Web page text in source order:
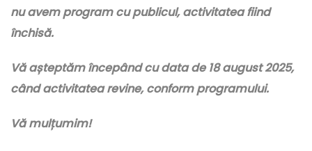
nu avem program cu publicul, activitatea fiind
închisă.
Vă așteptăm începând cu data de 18 august 2025,
când activitatea revine, conform programului.
Vă mulțumim!